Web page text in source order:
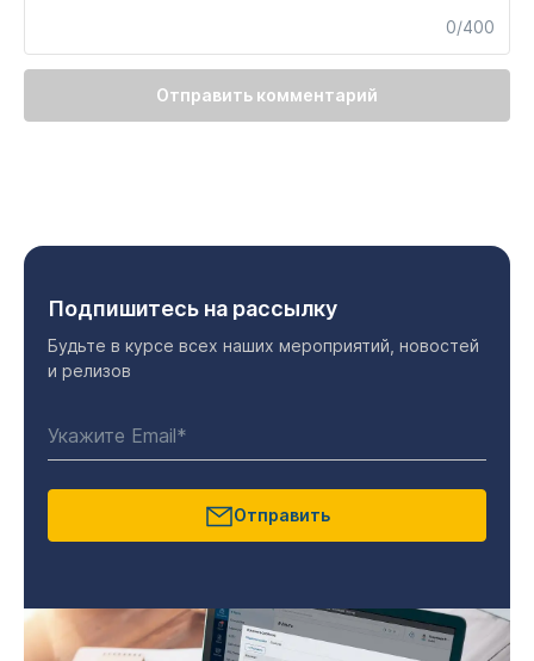
0/400
Отправить комментарий
Подпишитесь на рассылку
Будьте в курсе всех наших мероприятий, новостей
и релизов
Отправить